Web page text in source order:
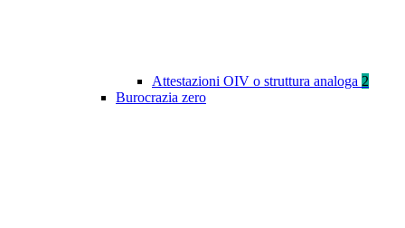
Attestazioni OIV o struttura analoga 2
Burocrazia zero